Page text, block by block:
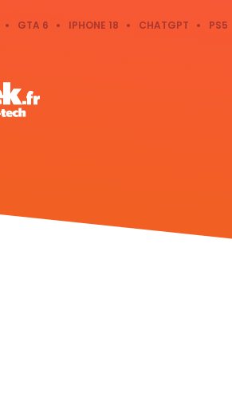
GTA 6 IPHONE 18 CHATGPT PS5